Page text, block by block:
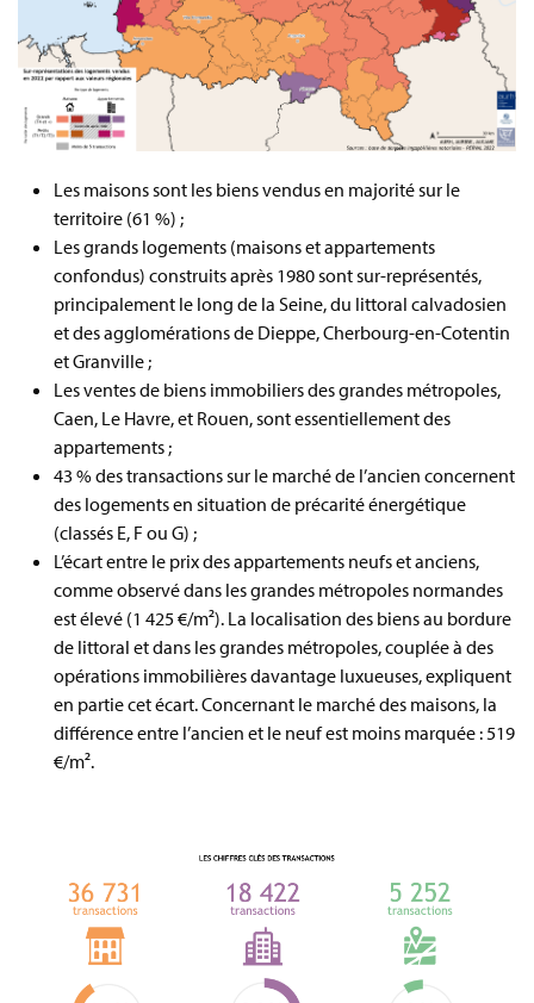
Les maisons sont les biens vendus en majorité sur le
territoire (61 %) ;
Les grands logements (maisons et appartements
confondus) construits après 1980 sont sur-représentés,
principalement le long de la Seine, du littoral calvadosien
et des agglomérations de Dieppe, Cherbourg-en-Cotentin
et Granville ;
Les ventes de biens immobiliers des grandes métropoles,
Caen, Le Havre, et Rouen, sont essentiellement des
appartements ;
43 % des transactions sur le marché de l’ancien concernent
des logements en situation de précarité énergétique
(classés E, F ou G) ;
L’écart entre le prix des appartements neufs et anciens,
comme observé dans les grandes métropoles normandes
est élevé (1 425 €/m²). La localisation des biens au bordure
de littoral et dans les grandes métropoles, couplée à des
opérations immobilières davantage luxueuses, expliquent
en partie cet écart. Concernant le marché des maisons, la
différence entre l’ancien et le neuf est moins marquée : 519
€/m².